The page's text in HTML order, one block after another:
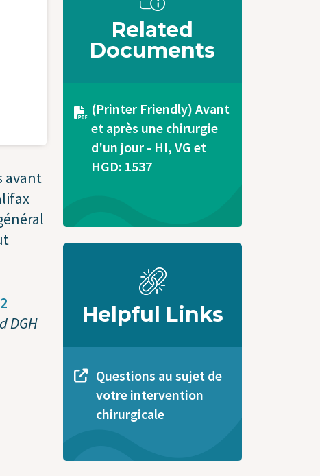
avant
DGH
Related
Documents
Document
(Printer Friendly) Avant
et après une chirurgie
d'un jour - HI, VG et
HGD: 1537
Helpful Links
Questions au sujet de
votre intervention
chirurgicale